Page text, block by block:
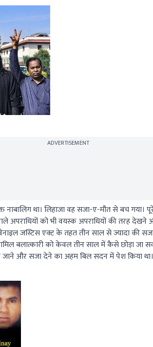
ADVERTISEMENT
नाबालिग था। लिहाजा वह सजा-ए-मौत से बच
अपराधियों को भी वयस्क अपराधियों की तरह
जस्टिस एक्ट के तहत तीन साल से ज्यादा की
बलात्कारी को केवल तीन साल में कैसे छोड़ा जा
जाने और सजा देने का अहम बिल सदन में पेश किया